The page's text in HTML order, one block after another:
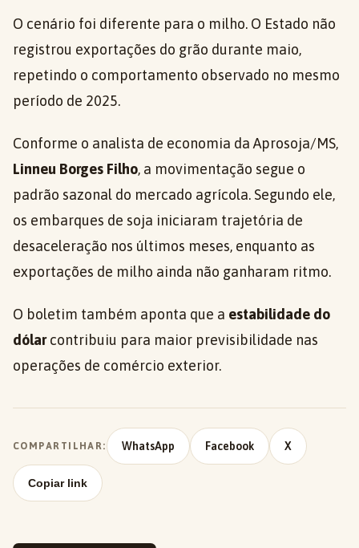
O cenário foi diferente para o milho. O Estado não
registrou exportações do grão durante maio,
repetindo o comportamento observado no mesmo
período de 2025.
Conforme o analista de economia da Aprosoja/MS,
Linneu Borges Filho, a movimentação segue o
padrão sazonal do mercado agrícola. Segundo ele,
os embarques de soja iniciaram trajetória de
desaceleração nos últimos meses, enquanto as
exportações de milho ainda não ganharam ritmo.
O boletim também aponta que a estabilidade do
dólarcontribuiu para maior previsibilidade nas
operações de comércio exterior.
COMPARTILHAR: WhatsApp Facebook X
Copiar link